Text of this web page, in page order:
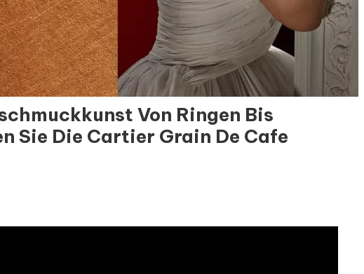
Von Ringen Bis
Sie Die Cartier Grain De Cafe